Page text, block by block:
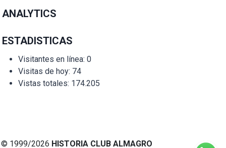
ANALYTICS
ESTADISTICAS
Visitantes en línea: 0
Visitas de hoy: 74
Vistas totales: 174.205
© 1999/2026 HISTORIA CLUB ALMAGRO